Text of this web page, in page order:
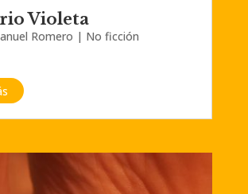
Violeta
Romero | No ficción